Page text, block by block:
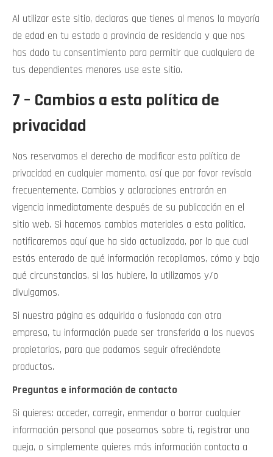
Al utilizar este sitio, declaras que tienes al menos la mayoría
de edad en tu estado o provincia de residencia y que nos
has dado tu consentimiento para permitir que cualquiera de
tus dependientes menores use este sitio.
7 – Cambios a esta política de
privacidad
Nos reservamos el derecho de modificar esta política de
privacidad en cualquier momento, así que por favor revísala
frecuentemente. Cambios y aclaraciones entrarán en
vigencia inmediatamente después de su publicación en el
sitio web. Si hacemos cambios materiales a esta política,
notificaremos aquí que ha sido actualizada, por lo que cual
estás enterado de qué información recopilamos, cómo y bajo
qué circunstancias, si las hubiere, la utilizamos y/o
divulgamos.
Si nuestra página es adquirida o fusionada con otra
empresa, tu información puede ser transferida a los nuevos
propietarios, para que podamos seguir ofreciéndote
productos.
Preguntas e información de contacto
Si quieres: acceder, corregir, enmendar o borrar cualquier
información personal que poseamos sobre ti, registrar una
queja, o simplemente quieres más información contacta a